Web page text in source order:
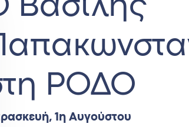
Βασίλης
ΡΟΔΟ
1η Αυγούστου